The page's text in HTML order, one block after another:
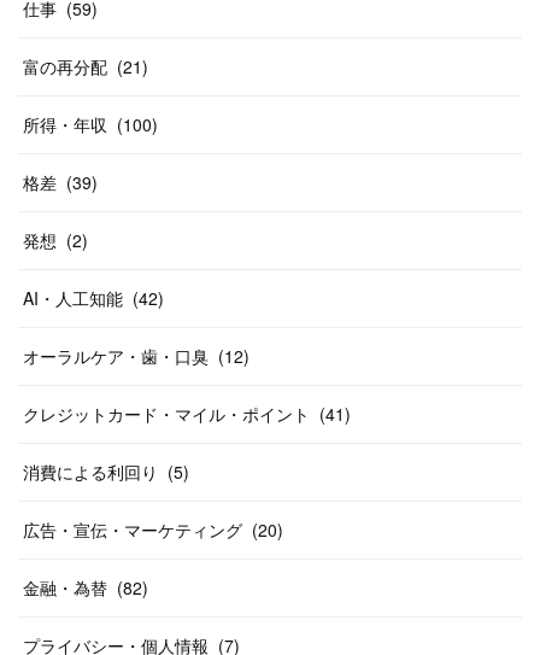
仕事 (59)
富の再分配 (21)
所得・年収 (100)
格差 (39)
発想 (2)
AI・人工知能 (42)
オーラルケア・歯・口臭 (12)
クレジットカード・マイル・ポイント (41)
消費による利回り (5)
広告・宣伝・マーケティング (20)
金融・為替 (82)
プライバシー・個人情報 (7)